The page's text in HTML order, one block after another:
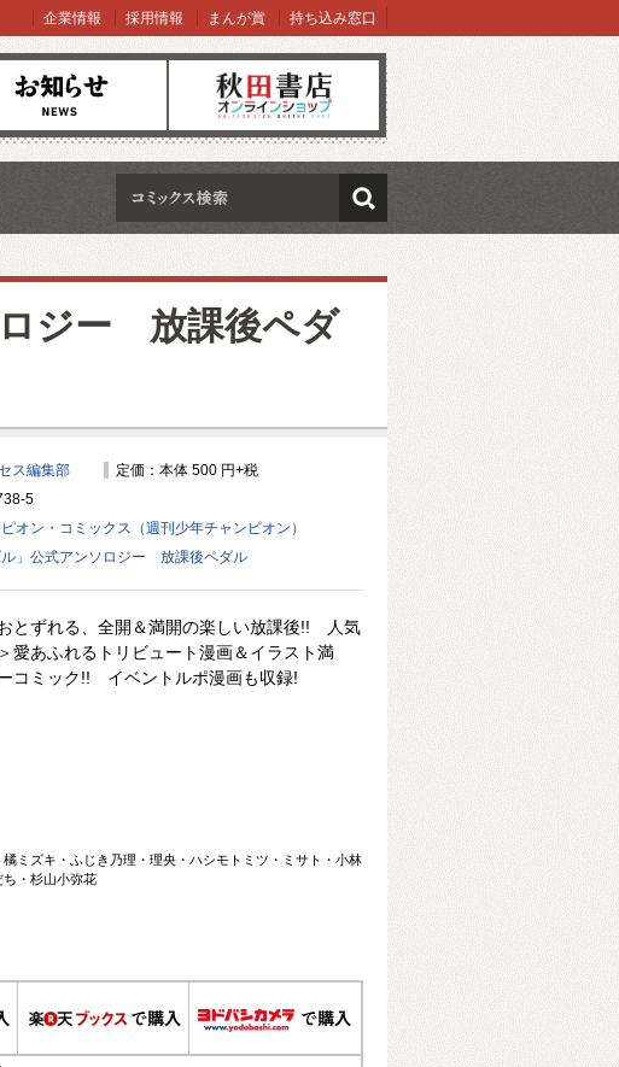
オンラインショップ
企業情報 採用情報 まんが賞 持ち込み窓口
検索
ロジー 放課後ペダ
ス編集部
定価：本体 500 円+税
5
オン・コミックス（週刊少年チャンピオン）
ル」公式アンソロジー 放課後ペダル
おとずれる、全開＆満開の楽しい放課後!! 人気
愛あふれるトリビュート漫画＆イラスト満
コミック!! イベントルポ漫画も収録!
ミズキ・ふじき乃理・理央・ハシモトミツ・ミサト・小林
・杉山小弥花